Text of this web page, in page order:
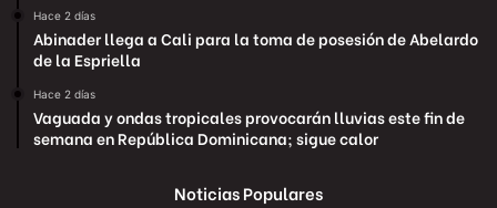
Hace 2 días
Abinader llega a Cali para la toma de posesión de Abelardo
de la Espriella
Hace 2 días
Vaguada y ondas tropicales provocarán lluvias este fin de
semana en República Dominicana; sigue calor
Noticias Populares